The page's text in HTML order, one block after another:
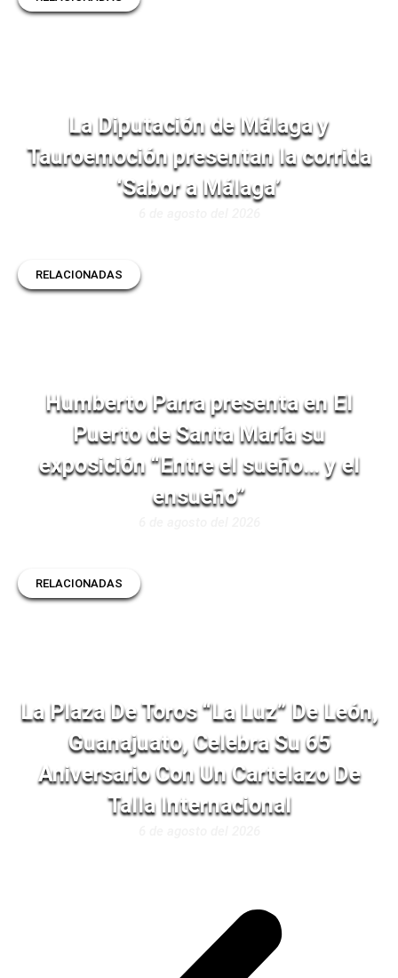
La Diputación de Málaga y
Tauroemoción presentan la corrida
‘Sabor a Málaga’
RELACIONADAS
Humberto Parra presenta en El
Puerto de Santa María su
exposición “Entre el sueño… y el
ensueño”
RELACIONADAS
La Plaza De Toros “La Luz” De León,
Guanajuato, Celebra Su 65
Aniversario Con Un Cartelazo De
Talla Internacional